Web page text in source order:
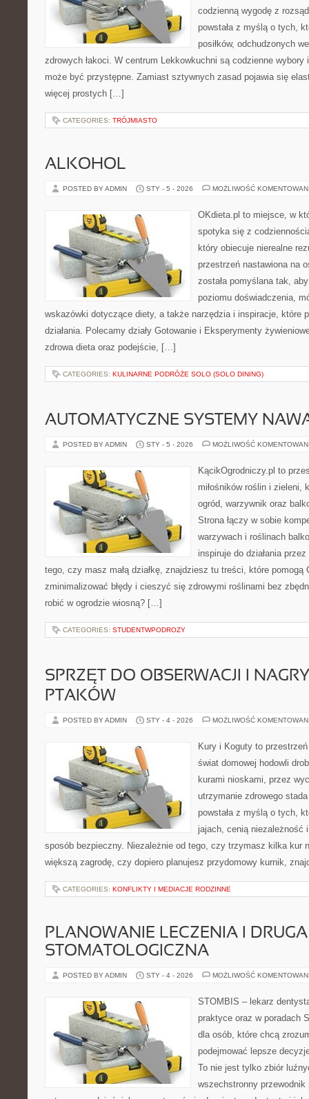
codzienną wygodę z
powstała z myślą o tych,
posiłków, odchudzonych
zdrowych łakoci. W centrum Lekkowkuchni są codzienne wybory
może być przystępne. Zamiast sztywnych zasad pojawia się
więcej prostych […]
CATEGORIES: TRÓJMIASTO
ALKOHOL
POSTED BY ADMIN STY - 5 - 2026 MOŻLIWOŚĆ
OKdieta.pl to miejsce, w
spotyka się z
który obiecuje nierealne
przestrzeń nastawiona na
została pomyślana tak,
poziomu doświadczenia,
wskazówki dotyczące diety, a także narzędzia i inspiracje, które
działania. Polecamy działy Gotowanie i Eksperymenty
zdrowa dieta oraz podejście, […]
CATEGORIES: KULINARNE PODRÓŻE SOLO (SOLO DINING)
AUTOMATYCZNE SYSTEMY
POSTED BY ADMIN STY - 5 - 2026 MOŻLIWOŚĆ
KącikOgrodniczy.pl to
miłośników roślin i zieleni,
ogród, warzywnik oraz
Strona łączy w sobie
warzywach i roślinach
inspiruje do działania
tego, czy masz małą działkę, znajdziesz tu treści, które pomogą
zminimalizować błędy i cieszyć się zdrowymi roślinami bez
robić w ogrodzie wiosną? […]
CATEGORIES: STUDENTWPODROZY
SPRZĘT DO OBSERWACJI I
PTAKÓW
POSTED BY ADMIN STY - 4 - 2026 MOŻLIWOŚĆ
Kury i Koguty to
świat domowej hodowli
kurami nioskami, przez
utrzymanie zdrowego
powstała z myślą o tych,
jajach, cenią niezależność
sposób bezpieczny. Niezależnie od tego, czy trzymasz kilka kur
większą zagrodę, czy dopiero planujesz przydomowy kurnik,
CATEGORIES: KONFLIKTY I MEDIACJE RODZINNE
PLANOWANIE LECZENIA I
STOMATOLOGICZNA
POSTED BY ADMIN STY - 4 - 2026 MOŻLIWOŚĆ
STOMBIS – lekarz
praktyce oraz w poradach
dla osób, które chcą
podejmować lepsze
To nie jest tylko zbiór
wszechstronny